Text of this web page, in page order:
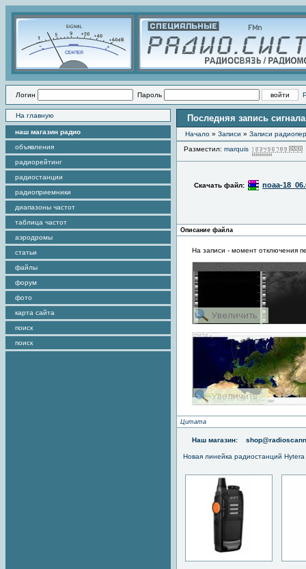
Логин Пароль
На главную
наш магазин радио
объявления
радиорейтинг
радиостанции
радиоприемники
диапазоны частот
таблица частот
аэродромы
статьи
файлы
форум
фото
карта сайта
поиск
поиск
Последняя запись
Начало » Записи » Записи
Разместил: marquis
Скачать файл: noaa-
Описание файла
На записи - момент отключения
Цитата
Наш магазин:
Новая линейка радиостанций